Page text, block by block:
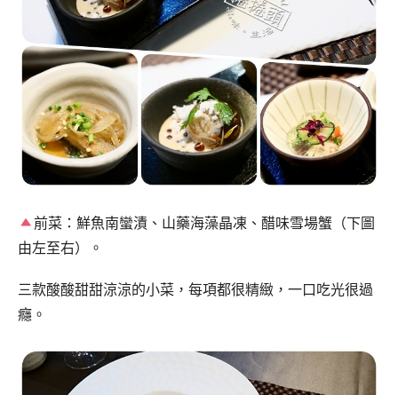
前菜：鮮魚南蠻漬、山藥海藻晶凍、醋味雪場蟹（下圖
由左至右）。
三款酸酸甜甜涼涼的小菜，每項都很精緻，一口吃光很過
癮。